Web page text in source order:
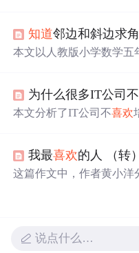
知道邻边和斜边求
本文以人教版小学数学五
明思、留白创思等方式，
数学素养。
为什么很多IT公司不
本文分析了IT公司不喜欢
范；三是学员期望薪资过
问题的方式及现状。
我最喜欢的人 （转）
这篇作文中，作者黄小洋
说点什么…